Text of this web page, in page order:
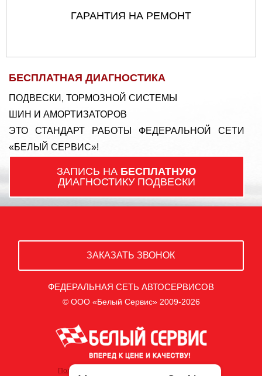
ГАРАНТИЯ НА РЕМОНТ
БЕСПЛАТНАЯ ДИАГНОСТИКА
ПОДВЕСКИ, ТОРМОЗНОЙ СИСТЕМЫ
ШИН И АМОРТИЗАТОРОВ
ЭТО СТАНДАРТ РАБОТЫ ФЕДЕРАЛЬНОЙ СЕТИ
«БЕЛЫЙ СЕРВИС»!
ЗАПИСЬ НА БЕСПЛАТНУЮ
ДИАГНОСТИКУ ПОДВЕСКИ
ЗАКАЗАТЬ ЗВОНОК
ФЕДЕРАЛЬНАЯ СЕТЬ АВТОСЕРВИСОВ
© ООО «Белый Сервис» 2009-2026
Политика обработки персональных данных